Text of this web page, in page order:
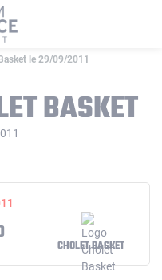
le 29/09/2011
BASKET
CHOLET BASKET